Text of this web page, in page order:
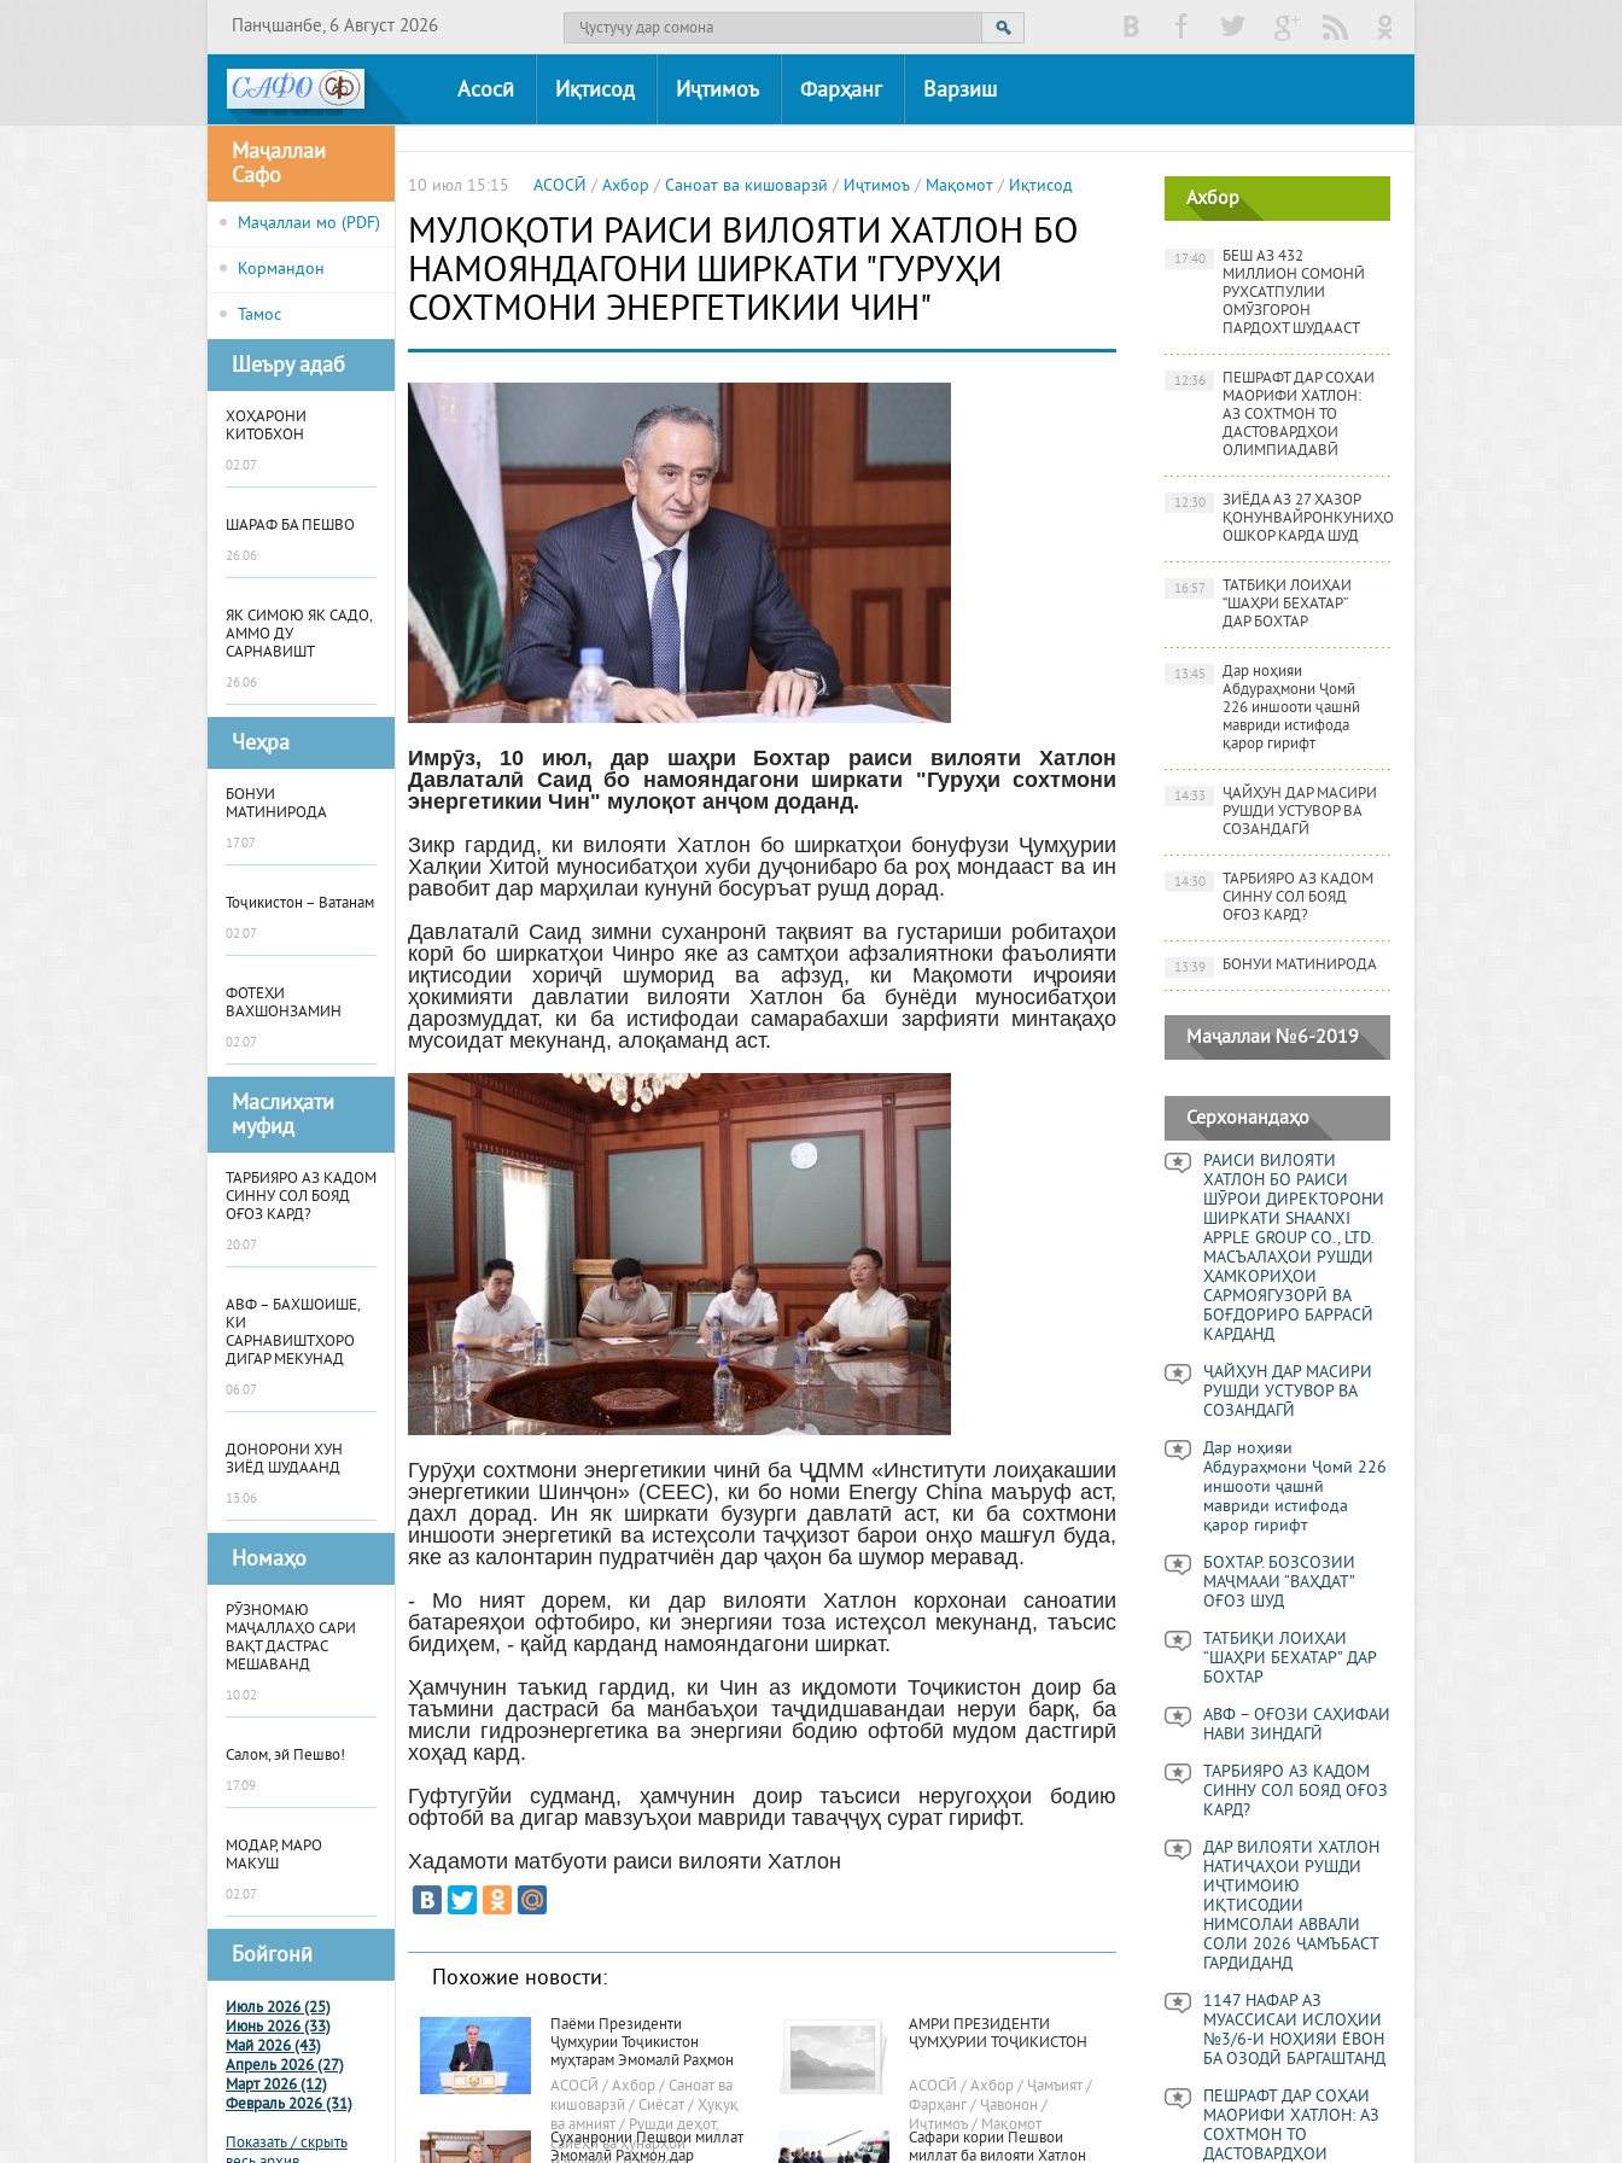
Панҷшанбе, 6 Август 2026
Асосӣ Иқтисод Иҷтимоъ Фарҳанг Варзиш
Маҷаллаи
Сафо
Маҷаллаи мо (PDF)
Кормандон
Тамос
Шеъру адаб
ХОҲАРОНИ
КИТОБХОН
02.07
ШАРАФ БА ПЕШВО
26.06
ЯК СИМОЮ ЯК САДО,
АММО ДУ
САРНАВИШТ
26.06
Чеҳра
БОНУИ
МАТИНИРОДА
17.07
Тоҷикистон – Ватанам
02.07
ФОТЕҲИ
ВАХШОНЗАМИН
02.07
Маслиҳати
муфид
ТАРБИЯРО АЗ КАДОМ
СИННУ СОЛ БОЯД
ОҒОЗ КАРД?
20.07
АВФ – БАХШОИШЕ,
КИ
САРНАВИШТҲОРО
ДИГАР МЕКУНАД
06.07
ДОНОРОНИ ХУН
ЗИЁД ШУДААНД
13.06
Номаҳо
РӮЗНОМАЮ
МАҶАЛЛАҲО САРИ
ВАҚТ ДАСТРАС
МЕШАВАНД
10.02
Салом, эй Пешво!
17.09
МОДАР, МАРО
МАКУШ
02.07
Бойгонӣ
Июль 2026 (25)
Июнь 2026 (33)
Май 2026 (43)
Апрель 2026 (27)
Март 2026 (12)
Февраль 2026 (31)
Показать / скрыть
10 июл 15:15 АСОСӢ / Ахбор / Саноат ва кишоварзӣ / Иҷтимоъ / Мақомот / Иқтисод
МУЛОҚОТИ РАИСИ ВИЛОЯТИ ХАТЛОН БО
НАМОЯНДАГОНИ ШИРКАТИ "ГУРУҲИ
СОХТМОНИ ЭНЕРГЕТИКИИ ЧИН"
Имрӯз, 10 июл, дар шаҳри Бохтар раиси вилояти Хатлон
Давлаталӣ Саид бо намояндагони ширкати "Гуруҳи сохтмони
энергетикии Чин" мулоқот анҷом доданд.
Зикр гардид, ки вилояти Хатлон бо ширкатҳои бонуфузи Ҷумҳурии
Халқии Хитой муносибатҳои хуби дуҷонибаро ба роҳ мондааст ва ин
равобит дар марҳилаи кунунӣ босуръат рушд дорад.
Давлаталӣ Саид зимни суханронӣ тақвият ва густариши робитаҳои
корӣ бо ширкатҳои Чинро яке аз самтҳои афзалиятноки фаъолияти
иқтисодии хориҷӣ шуморид ва афзуд, ки Мақомоти иҷроияи
ҳокимияти давлатии вилояти Хатлон ба бунёди муносибатҳои
дарозмуддат, ки ба истифодаи самарабахши зарфияти минтақаҳо
мусоидат мекунанд, алоқаманд аст.
Гурӯҳи сохтмони энергетикии чинӣ ба ҶДММ «Институти лоиҳакашии
энергетикии Шинҷон» (CEEC), ки бо номи Energy China маъруф аст,
дахл дорад. Ин як ширкати бузурги давлатӣ аст, ки ба сохтмони
иншооти энергетикӣ ва истеҳсоли таҷҳизот барои онҳо машғул буда,
яке аз калонтарин пудратчиён дар ҷаҳон ба шумор меравад.
- Мо ният дорем, ки дар вилояти Хатлон корхонаи саноатии
батареяҳои офтобиро, ки энергияи тоза истеҳсол мекунанд, таъсис
бидиҳем, - қайд карданд намояндагони ширкат.
Ҳамчунин таъкид гардид, ки Чин аз иқдомоти Тоҷикистон доир ба
таъмини дастрасӣ ба манбаъҳои таҷдидшавандаи неруи барқ, ба
мисли гидроэнергетика ва энергияи бодию офтобӣ мудом дастгирӣ
хоҳад кард.
Гуфтугӯйи судманд, ҳамчунин доир таъсиси неругоҳҳои бодию
офтобӣ ва дигар мавзуъҳои мавриди таваҷҷуҳ сурат гирифт.
Хадамоти матбуоти раиси вилояти Хатлон
Похожие новости:
Паёми Президенти
Ҷумҳурии Тоҷикистон
муҳтарам Эмомалӣ Раҳмон
«Дар бораи самтҳои асосии
сиёсати дохилӣ ва хориҷии
ҷумҳурӣ»
АСОСӢ / Ахбор / Саноат ва
кишоварзӣ / Сиёсат / Ҳуқуқ
ва амният / Рушди деҳот,
сайёҳӣ ва ҳунарҳои
АМРИ ПРЕЗИДЕНТИ
ҶУМҲУРИИ ТОҶИКИСТОН
АСОСӢ / Ахбор / Ҷамъият /
Фарҳанг / Ҷавонон /
Иҷтимоъ / Мақомот
Суханронии Пешвои миллат
Эмомалӣ Раҳмон дар
Сафари кории Пешвои
миллат ба вилояти Хатлон
Ахбор
БЕШ АЗ 432
МИЛЛИОН СОМОНӢ
РУХСАТПУЛИИ
ОМӮЗГОРОН
ПАРДОХТ ШУДААСТ
17:40
ПЕШРАФТ ДАР СОҲАИ
МАОРИФИ ХАТЛОН:
АЗ СОХТМОН ТО
ДАСТОВАРДҲОИ
ОЛИМПИАДАВӢ
12:36
ЗИЁДА АЗ 27 ҲАЗОР
ҚОНУНВАЙРОНКУНИҲО
ОШКОР КАРДА ШУД
12:30
ТАТБИҚИ ЛОИҲАИ
“ШАҲРИ БЕХАТАР”
ДАР БОХТАР
16:57
Дар ноҳияи
Абдураҳмони Ҷомӣ
226 иншооти ҷашнӣ
мавриди истифода
қарор гирифт
13:45
ҶАЙҲУН ДАР МАСИРИ
РУШДИ УСТУВОР ВА
СОЗАНДАГӢ
14:33
ТАРБИЯРО АЗ КАДОМ
СИННУ СОЛ БОЯД
ОҒОЗ КАРД?
14:30
БОНУИ МАТИНИРОДА
13:39
Маҷаллаи №6-2019
Серхонандаҳо
РАИСИ ВИЛОЯТИ
ХАТЛОН БО РАИСИ
ШӮРОИ ДИРЕКТОРОНИ
ШИРКАТИ SHAANXI
APPLE GROUP CO., LTD.
МАСЪАЛАҲОИ РУШДИ
ҲАМКОРИҲОИ
САРМОЯГУЗОРӢ ВА
БОҒДОРИРО БАРРАСӢ
КАРДАНД
ҶАЙҲУН ДАР МАСИРИ
РУШДИ УСТУВОР ВА
СОЗАНДАГӢ
Дар ноҳияи
Абдураҳмони Ҷомӣ 226
иншооти ҷашнӣ
мавриди истифода
қарор гирифт
БОХТАР. БОЗСОЗИИ
МАҶМААИ “ВАҲДАТ”
ОҒОЗ ШУД
ТАТБИҚИ ЛОИҲАИ
“ШАҲРИ БЕХАТАР” ДАР
БОХТАР
АВФ – ОҒОЗИ САҲИФАИ
НАВИ ЗИНДАГӢ
ТАРБИЯРО АЗ КАДОМ
СИННУ СОЛ БОЯД ОҒОЗ
КАРД?
ДАР ВИЛОЯТИ ХАТЛОН
НАТИҶАҲОИ РУШДИ
ИҶТИМОИЮ
ИҚТИСОДИИ
НИМСОЛАИ АВВАЛИ
СОЛИ 2026 ҶАМЪБАСТ
ГАРДИДАНД
1147 НАФАР АЗ
МУАССИСАИ ИСЛОҲИИ
№3/6-И НОҲИЯИ ЁВОН
БА ОЗОДӢ БАРГАШТАНД
ПЕШРАФТ ДАР СОҲАИ
МАОРИФИ ХАТЛОН: АЗ
СОХТМОН ТО
ДАСТОВАРДҲОИ